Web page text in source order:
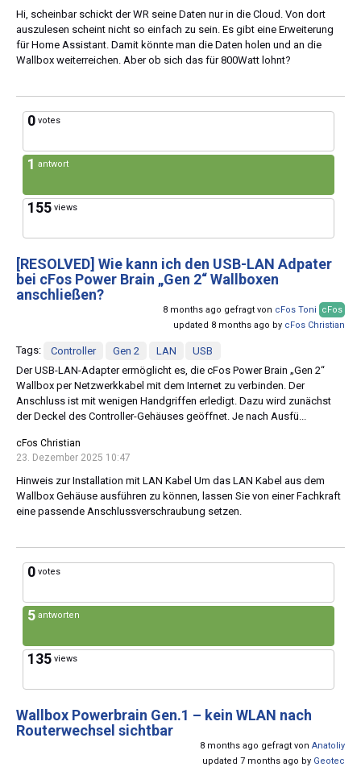
Hi, scheinbar schickt der WR seine Daten nur in die Cloud. Von dort
auszulesen scheint nicht so einfach zu sein. Es gibt eine Erweiterung
für Home Assistant. Damit könnte man die Daten holen und an die
Wallbox weiterreichen. Aber ob sich das für 800Watt lohnt?
0 votes
1 antwort
155 views
[RESOLVED] Wie kann ich den USB-LAN Adpater
bei cFos Power Brain „Gen 2“ Wallboxen
anschließen?
8 months ago gefragt von cFos Toni
cFos
updated 8 months ago by cFos Christian
Tags: Controller Gen 2 LAN
USB
Der USB-LAN-Adapter ermöglicht es, die cFos Power Brain „Gen 2“
Wallbox per Netzwerkkabel mit dem Internet zu verbinden. Der
Anschluss ist mit wenigen Handgriffen erledigt. Dazu wird zunächst
der Deckel des Controller-Gehäuses geöffnet. Je nach Ausfü...
cFos Christian
23. Dezember 2025 10:47
Hinweis zur Installation mit LAN Kabel Um das LAN Kabel aus dem
Wallbox Gehäuse ausführen zu können, lassen Sie von einer Fachkraft
eine passende Anschlussverschraubung setzen.
0 votes
5 antworten
135 views
Wallbox Powerbrain Gen.1 – kein WLAN nach
Routerwechsel sichtbar
8 months ago gefragt von Anatoliy
updated 7 months ago by Geotec